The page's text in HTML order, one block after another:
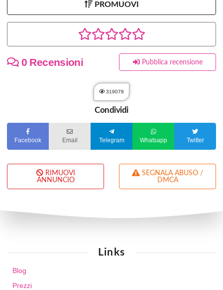
PROMUOVI
0 Recensioni Pubblica recensione
319078
Condividi
Facebook Email Telegram Whatsapp Twitter
RIMUOVI
ANNUNCIO
DMCA
Links
Blog
Prezzi